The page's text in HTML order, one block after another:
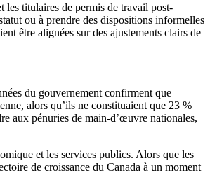
les titulaires de permis de travail post-
ou à prendre des dispositions informelles
être alignées sur des ajustements clairs de
du gouvernement confirment que
alors qu’ils ne constituaient que 23 %
aux pénuries de main-d’œuvre nationales,
et les services publics. Alors que les
de croissance du Canada à un moment